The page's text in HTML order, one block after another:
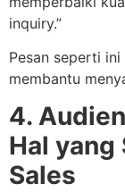
inquiry.”
Pesan seperti
membantu
4.
Hal yang
Sales